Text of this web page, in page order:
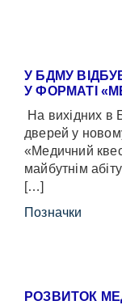
У БДМУ
У ФОРМАТІ
На вихідних в
дверей у
«Медичний
майбутнім
[…]
Позначки
РОЗВИТОК